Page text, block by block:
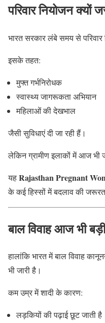
परिवार नियोजन क्यों
भारत सरकार लंबे समय से परिवार
इसके तहत:
मुफ्त गर्भनिरोधक
स्वास्थ्य जागरूकता अभियान
महिलाओं की देखभाल
जैसी सुविधाएं दी जा रही हैं।
लेकिन ग्रामीण इलाकों में आज भी
यहRajasthan Pregnant
के कई हिस्सों में बदलाव की
बाल विवाह आज भी
हालांकि भारत में बाल विवाह
भी जारी है।
कम उम्र में शादी के कारण:
लड़कियों की पढ़ाई छूट जाती है